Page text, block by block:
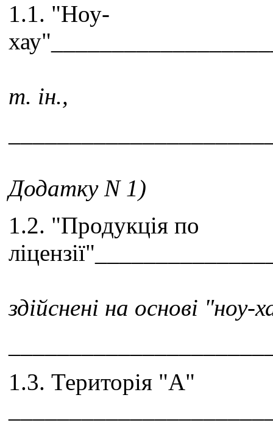
1.1. "Ноу-
т. ін.,
Додатку N 1)
1.2. "Продукція по
здійснені на основі "ноу-
1.3. Територія "А"